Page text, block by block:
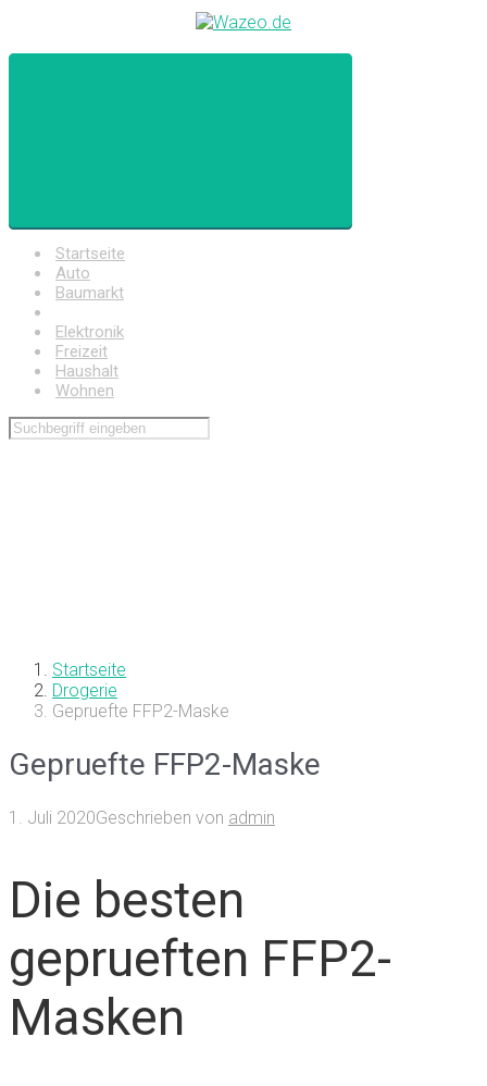
Startseite
Auto
Baumarkt
Elektronik
Freizeit
Haushalt
Wohnen
Startseite
Drogerie
Gepruefte FFP2-Maske
Gepruefte FFP2-Maske
1. Juli 2020Geschrieben von admin
Die besten
geprueften FFP2-
Masken